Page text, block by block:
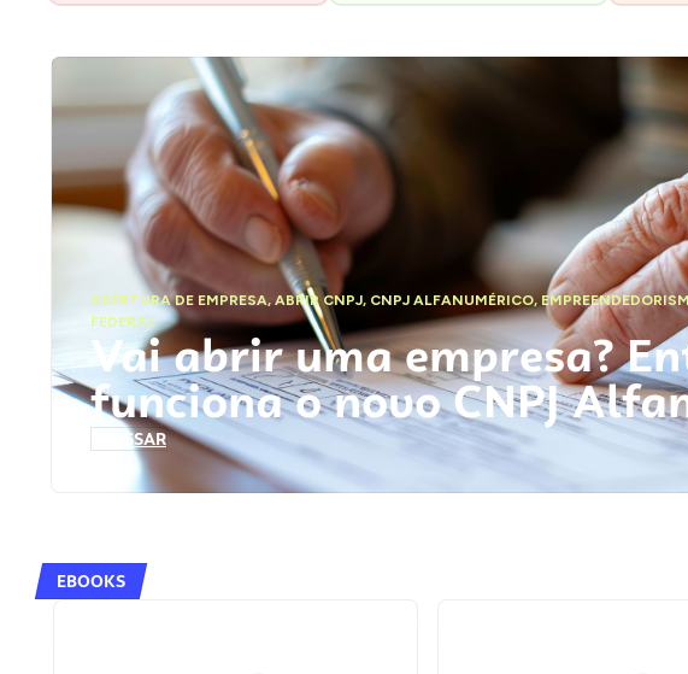
ABERTURA DE EMPRESA,ABRIR CNPJ, CNPJ ALFANUMÉRICO,
FEDERAL
Vai abrir uma empresa?
funciona o novo CNPJ
ACESSAR
EBOOKS